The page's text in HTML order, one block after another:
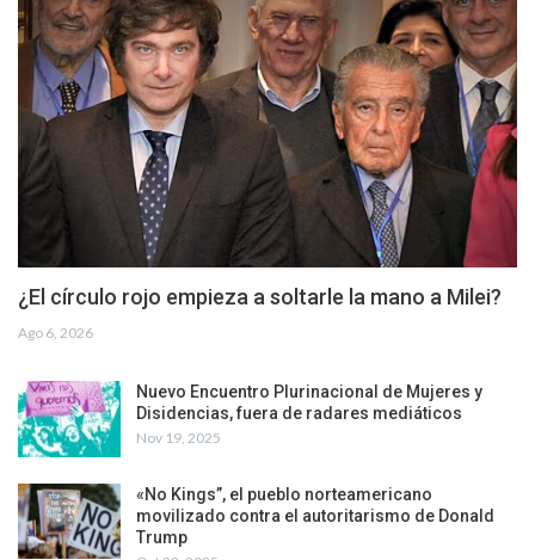
¿El círculo rojo empieza a soltarle la mano a Milei?
Ago 6, 2026
Nuevo Encuentro Plurinacional de Mujeres y
Disidencias, fuera de radares mediáticos
Nov 19, 2025
«No Kings”, el pueblo norteamericano
movilizado contra el autoritarismo de Donald
Trump